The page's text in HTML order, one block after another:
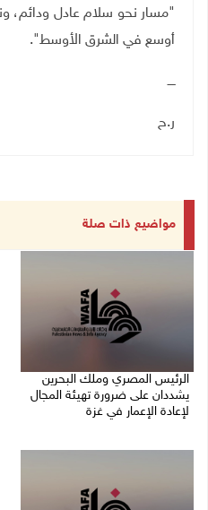
"مسار نحو سلام عادل
أوسع في الشرق الأوسط".
ــــ
ر.ح
مواضيع ذات صلة
الرئيس المصري وملك البحرين
يشددان على ضرورة تهيئة المجال
لإعادة الإعمار في غزة